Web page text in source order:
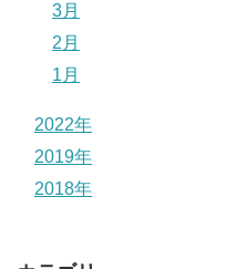
3月
2月
1月
2022年
2019年
2018年